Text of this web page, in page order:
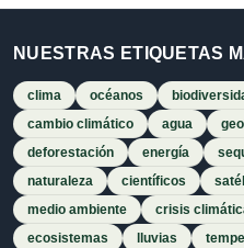
NUESTRAS ETIQUETAS
clima océanos
cambio climático
agua
deforestación
energía
naturaleza
científicos
medio ambiente
crisis
ecosistemas
lluvias